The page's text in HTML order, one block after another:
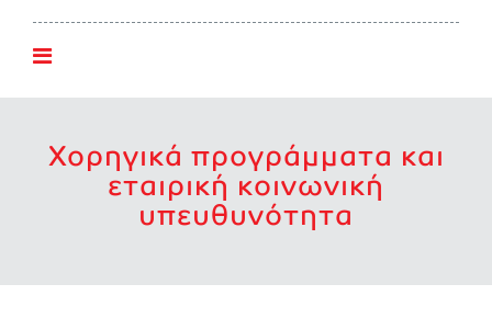
Χορηγικά προγράμματα και
εταιρική κοινωνική
υπευθυνότητα